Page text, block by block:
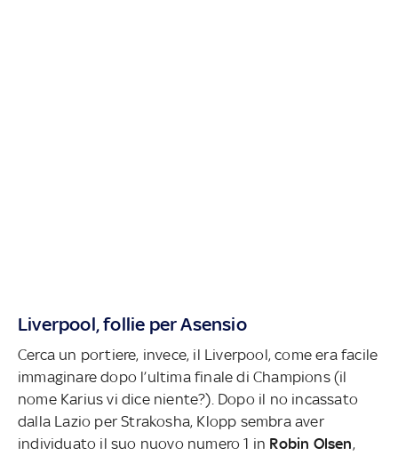
Liverpool, follie per Asensio
Cerca un portiere, invece, il Liverpool, come era facile
immaginare dopo l’ultima finale di Champions (il
nome Karius vi dice niente?). Dopo il no incassato
dalla Lazio per Strakosha, Klopp sembra aver
individuato il suo nuovo numero 1 in Robin Olsen,